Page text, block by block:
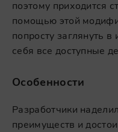
поэтому приходится
помощью этой
попросту заглянуть
себя все доступные
Особенности
Разработчики
преимуществ и